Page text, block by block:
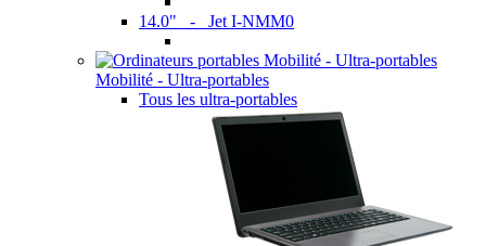
14.0" - Jet I-NMM0
Mobilité - Ultra-portables
Tous les ultra-portables